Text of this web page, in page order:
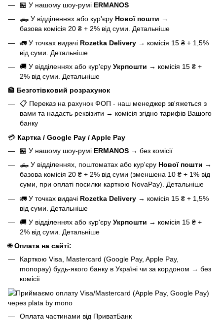
🏪 У нашому шоу-румі ERMANOS
🛻 У відділеннях або кур'єру Нової пошти →
базова комісія 20 ₴ + 2% від суми. Детальніше
🚛 У точках видачі Rozetka Delivery → комісія 15 ₴ + 1,5%
від суми. Детальніше
🚚 У відділеннях або кур'єру Укрпошти → комісія 15 ₴ +
2% від суми. Детальніше
🏦 Безготівковий розрахунок
📋 Переказ на рахунок ФОП - наш менеджер зв'яжеться з
вами та надасть реквізити → комісія згідно тарифів Вашого
банку
💳 Картка / Google Pay / Apple Pay
🏪 У нашому шоу-румі ERMANOS → без комісії
🛻 У відділеннях, поштоматах або кур'єру Нової пошти →
базова комісія 20 ₴ + 2% від суми (зменшена 10 ₴ + 1% від
суми, при оплаті посилки карткою NovaPay). Детальніше
🚛 У точках видачі Rozetka Delivery → комісія 15 ₴ + 1,5%
від суми. Детальніше
🚚 У відділеннях або кур'єру Укрпошти → комісія 15 ₴ +
2% від суми. Детальніше
🌐Оплата на сайті:
Карткою Visa, Mastercard (Google Pay, Apple Pay,
monopay) будь-якого банку в Україні чи за кордоном → без
комісії
Оплата частинами від ПриватБанк